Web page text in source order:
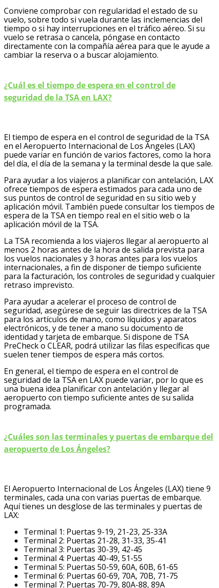
Conviene comprobar con regularidad el estado de su
vuelo, sobre todo si vuela durante las inclemencias del
tiempo o si hay interrupciones en el tráfico aéreo. Si su
vuelo se retrasa o cancela, póngase en contacto
directamente con la compañía aérea para que le ayude a
cambiar la reserva o a buscar alojamiento.
¿Cuál es el tiempo de espera en el control de
seguridad de la TSA en LAX?
El tiempo de espera en el control de seguridad de la TSA
en el Aeropuerto Internacional de Los Ángeles (LAX)
puede variar en función de varios factores, como la hora
del día, el día de la semana y la terminal desde la que sale.
Para ayudar a los viajeros a planificar con antelación, LAX
ofrece tiempos de espera estimados para cada uno de
sus puntos de control de seguridad en su sitio web y
aplicación móvil. También puede consultar los tiempos de
espera de la TSA en tiempo real en el sitio web o la
aplicación móvil de la TSA.
La TSA recomienda a los viajeros llegar al aeropuerto al
menos 2 horas antes de la hora de salida prevista para
los vuelos nacionales y 3 horas antes para los vuelos
internacionales, a fin de disponer de tiempo suficiente
para la facturación, los controles de seguridad y cualquier
retraso imprevisto.
Para ayudar a acelerar el proceso de control de
seguridad, asegúrese de seguir las directrices de la TSA
para los artículos de mano, como líquidos y aparatos
electrónicos, y de tener a mano su documento de
identidad y tarjeta de embarque. Si dispone de TSA
PreCheck o CLEAR, podrá utilizar las filas específicas que
suelen tener tiempos de espera más cortos.
En general, el tiempo de espera en el control de
seguridad de la TSA en LAX puede variar, por lo que es
una buena idea planificar con antelación y llegar al
aeropuerto con tiempo suficiente antes de su salida
programada.
¿Cuáles son las terminales y puertas de embarque del
aeropuerto de Los Ángeles?
El Aeropuerto Internacional de Los Ángeles (LAX) tiene 9
terminales, cada una con varias puertas de embarque.
Aquí tienes un desglose de las terminales y puertas de
LAX:
Terminal 1: Puertas 9-19, 21-23, 25-33A
Terminal 2: Puertas 21-28, 31-33, 35-41
Terminal 3: Puertas 30-39, 42-45
Terminal 4: Puertas 40-49, 51-55
Terminal 5: Puertas 50-59, 60A, 60B, 61-65
Terminal 6: Puertas 60-69, 70A, 70B, 71-75
Terminal 7: Puertas 70-79, 80A-88, 89A